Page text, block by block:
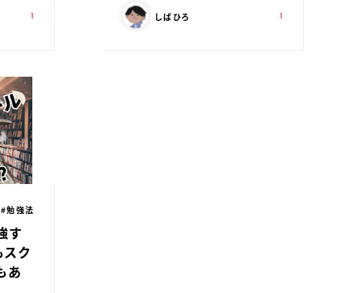
スキ：
1
この記事を書いた人：
しばひろ スキ：
1
す
スク
あ
カテゴリ：
#勉強法